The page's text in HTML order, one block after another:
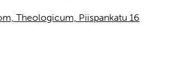
Theologicum, Piispankatu 16